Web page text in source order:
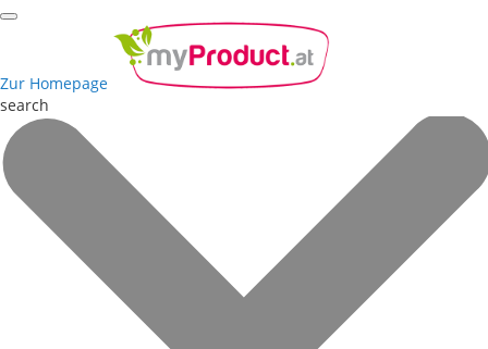
Zur Homepage
search